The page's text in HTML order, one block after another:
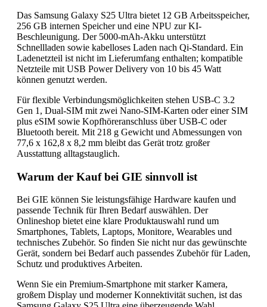
Das Samsung Galaxy S25 Ultra bietet 12 GB Arbeitsspeicher,
256 GB internen Speicher und eine NPU zur KI-
Beschleunigung. Der 5000-mAh-Akku unterstützt
Schnellladen sowie kabelloses Laden nach Qi-Standard. Ein
Ladenetzteil ist nicht im Lieferumfang enthalten; kompatible
Netzteile mit USB Power Delivery von 10 bis 45 Watt
können genutzt werden.
Für flexible Verbindungsmöglichkeiten stehen USB-C 3.2
Gen 1, Dual-SIM mit zwei Nano-SIM-Karten oder einer SIM
plus eSIM sowie Kopfhöreranschluss über USB-C oder
Bluetooth bereit. Mit 218 g Gewicht und Abmessungen von
77,6 x 162,8 x 8,2 mm bleibt das Gerät trotz großer
Ausstattung alltagstauglich.
Warum der Kauf bei GIE sinnvoll ist
Bei GIE können Sie leistungsfähige Hardware kaufen und
passende Technik für Ihren Bedarf auswählen. Der
Onlineshop bietet eine klare Produktauswahl rund um
Smartphones, Tablets, Laptops, Monitore, Wearables und
technisches Zubehör. So finden Sie nicht nur das gewünschte
Gerät, sondern bei Bedarf auch passendes Zubehör für Laden,
Schutz und produktives Arbeiten.
Wenn Sie ein Premium-Smartphone mit starker Kamera,
großem Display und moderner Konnektivität suchen, ist das